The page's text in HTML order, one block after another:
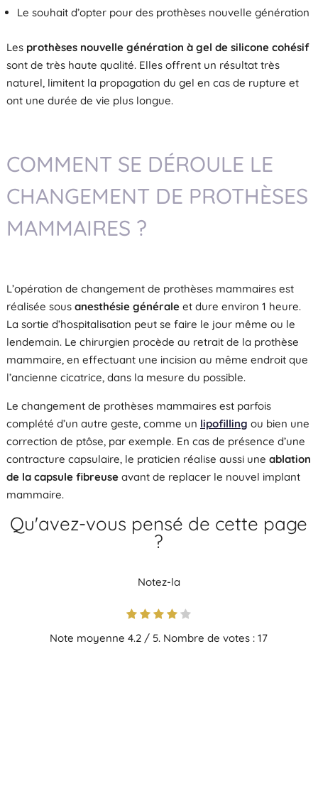
Le souhait d’opter pour des prothèses nouvelle génération
Les prothèses nouvelle génération à gel de silicone cohésif
sont de très haute qualité. Elles offrent un résultat très
naturel, limitent la propagation du gel en cas de rupture et
ont une durée de vie plus longue.
COMMENT SE DÉROULE LE
CHANGEMENT DE PROTHÈSES
MAMMAIRES ?
L’opération de changement de prothèses mammaires est
réalisée sous anesthésie générale et dure environ 1 heure.
La sortie d’hospitalisation peut se faire le jour même ou le
lendemain. Le chirurgien procède au retrait de la prothèse
mammaire, en effectuant une incision au même endroit que
l’ancienne cicatrice, dans la mesure du possible.
Le changement de prothèses mammaires est parfois
complété d’un autre geste, comme un lipofilling ou bien une
correction de ptôse, par exemple. En cas de présence d’une
contracture capsulaire, le praticien réalise aussi une ablation
de la capsule fibreuseavant de replacer le nouvel implant
mammaire.
Qu'avez-vous pensé de cette page
?
Notez-la
Note moyenne4.2 / 5. Nombre de votes :17